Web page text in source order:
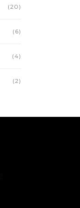
(20)
(6)
(4)
(2)